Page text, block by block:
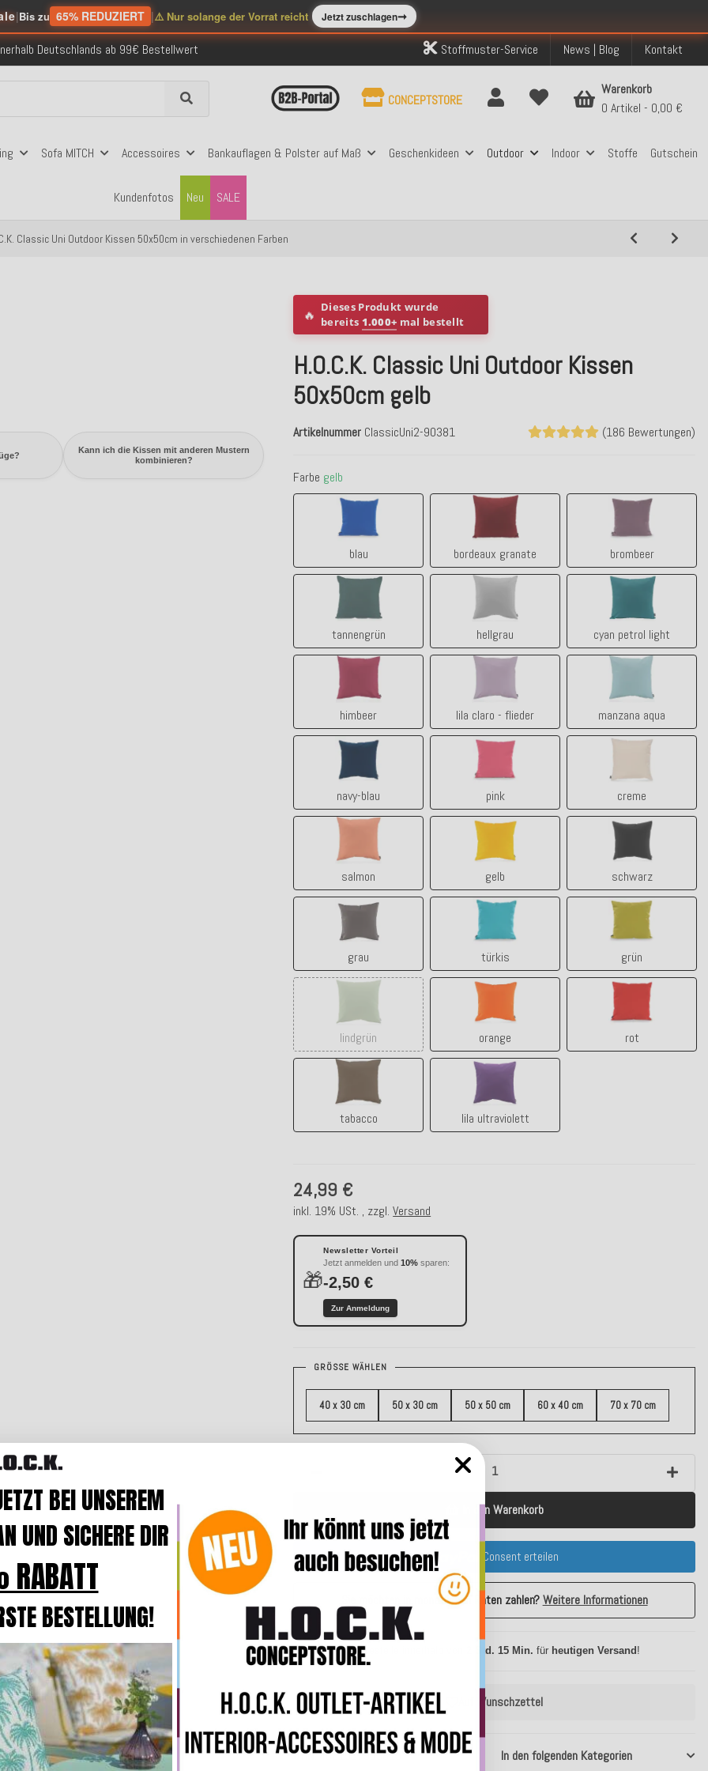
|Bis zu 65% REDUZIERT |⚠️ Nur solange der Vorrat reicht Jetzt zuschlagen➞
Deutschlands ab 99€ Bestellwert
versendete Bestellungen
Klarna, PayPal & Amazon Pay
Stoffmuster-Service News | Blog Kontakt
Sofa MITCH Accessoires Bankauflagen & Polster auf Maß Geschenkideen Outdoor Indoor Stoffe Gutschein
Kundenfotos SALE
Neu
CONCEPTSTORE
Warenkorb
0 Artikel
0,00 €
Classic Uni Outdoor Kissen 50x50cm in verschiedenen Farben
Kann ich die Kissen mit anderen Mustern
kombinieren?
🔥 Dieses Produkt wurde
bereits 1.000+ mal bestellt
H.O.C.K. Classic Uni Outdoor Kissen
50x50cm gelb
(186 Bewertungen)
Artikelnummer ClassicUni2-90381
GTIN 4001537903815 In den folgenden Kategorien
Farbe gelb
blau
blau
bordeaux granate
bordeaux granate
brombeer
brombeer
tannengrün
tannengrün
hellgrau
hellgrau
cyan petrol light
cyan petrol light
himbeer
himbeer
lila claro - flieder
lila claro - flieder
manzana aqua
manzana aqua
navy-blau
navy-blau
pink
pink
creme
creme
salmon
salmon
gelb
gelb
schwarz
schwarz
grau
grau
türkis
türkis
grün
grün
lindgrün
lindgrün
orange
orange
rot
rot
tabacco
tabacco
lila ultraviolett
lila ultraviolett
24,99 €
inkl. 19% USt. , zzgl.Versand
🎁
Newsletter Vorteil
Jetzt anmelden und10% sparen:
-2,50 €
Zur Anmeldung
Auf Wunschzettel
GRÖSSE WÄHLEN
40 x 30 cm 50 x 30 cm 50 x 50 cm 60 x 40 cm 70 x 70 cm
In den Warenkorb
Consent erteilen
Sie möchten in monatlichen Raten zahlen?Weitere Informationen
🚚 Bestelle innerhalb von 2 Std. 15 Min. für heutigen Versand !
BEI UNSEREM
UND SICHERE DIR
BESTELLUNG!